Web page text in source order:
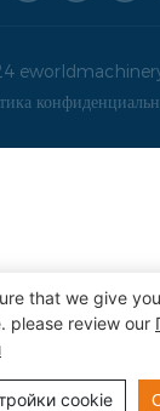
that we give
please review our
cookie